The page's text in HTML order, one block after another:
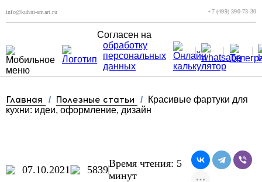
info@kuhni-smart.ru +7 (499) 390-73-30
Согласен на
обработку
персональных
данных
Главная / Полезные статьи /
Красивые фартуки для
кухни: идеи, оформление, дизайн
07.10.2021 5839
Время чтения: 5
минут